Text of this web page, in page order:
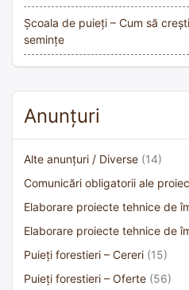
Școala de puieți – Cum să
semințe
Anunțuri
Alte anunțuri / Diverse (14)
Comunicări obligatorii ale
Elaborare proiecte tehnice de
Elaborare proiecte tehnice de
Puieți forestieri – Cereri (15)
Puieți forestieri – Oferte (56)